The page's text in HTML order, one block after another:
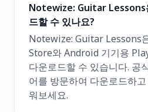
Notewize: Guitar Lessons
드할 수 있나요?
Notewize: Guitar Lessons
Store와 Android 기기용
다운로드할 수 있습니다. 공
어를 방문하여 다운로드하
워보세요.